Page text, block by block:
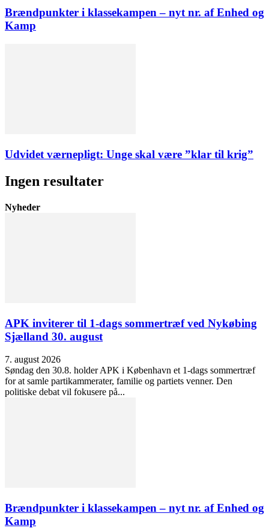
Brændpunkter i klassekampen – nyt nr. af Enhed og
Kamp
Udvidet værnepligt: Unge skal være ”klar til krig”
Ingen resultater
Nyheder
APK inviterer til 1-dags sommertræf ved Nykøbing
Sjælland 30. august
7. august 2026
Søndag den 30.8. holder APK i København et 1-dags sommertræf
for at samle partikammerater, familie og partiets venner. Den
politiske debat vil fokusere på...
Brændpunkter i klassekampen – nyt nr. af Enhed og
Kamp